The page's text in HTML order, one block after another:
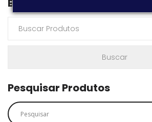
Buscar Produtos
Pesquisar Produtos